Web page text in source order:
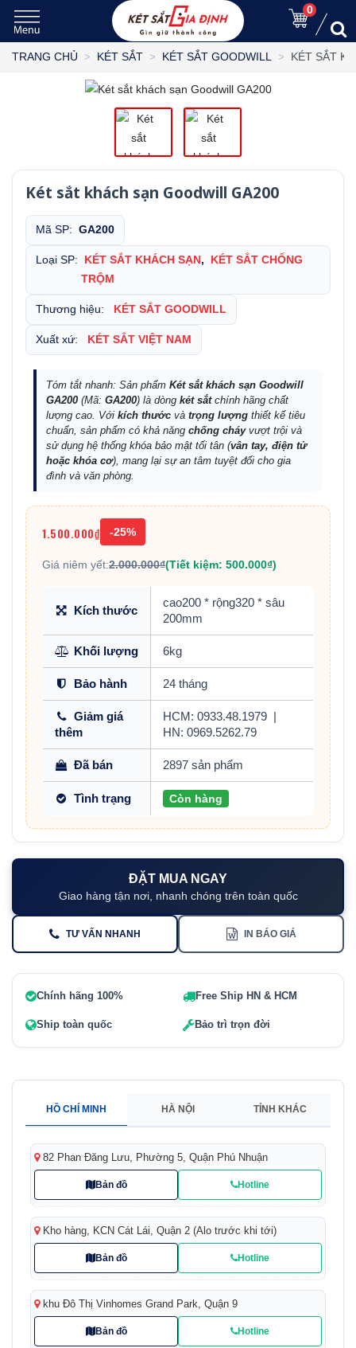
0
TRANG CHỦ KÉT SẮT KÉT SẮT GOODWILL KÉT SẮT
Két sắt khách sạn Goodwill GA200
Mã SP: GA200
Loại SP: KÉT SẮT KHÁCH SẠN ,
KÉT SẮT CHỐNG
TRỘM
Thương hiệu: KÉT SẮT GOODWILL
Xuất xứ: KÉT SẮT VIỆT NAM
Tóm tắt nhanh: Sản phẩm Két sắt khách sạn Goodwill
GA200 (Mã: GA200) là dòng két sắtchính hãng chất
lượng cao. Với kích thước và trọng lượng thiết kế tiêu
chuẩn, sản phẩm có khả năng chống cháyvượt trội và
sử dụng hệ thống khóa bảo mật tối tân (vân tay, điện tử
hoặc khóa cơ), mang lại sự an tâm tuyệt đối cho gia
đình và văn phòng.
1.500.000₫ -25%
Giá niêm yết:2.000.000₫(Tiết kiệm: 500.000₫)
Kích thước
cao200 * rộng320 * sâu
200mm
Khối lượng 6kg
Bảo hành 24 tháng
Giảm giá
thêm
HCM: 0933.48.1979
HN: 0969.5262.79
Đã bán 2897 sản phẩm
Tình trạng Còn hàng
ĐẶT MUA NGAY
Giao hàng tận nơi, nhanh chóng trên toàn quốc
TƯ VẤN NHANH IN BÁO GIÁ
Chính hãng 100% Free Ship HN & HCM
Ship toàn quốc Bảo trì trọn đời
HỒ CHÍ MINH HÀ NỘI TỈNH KHÁC
82 Phan Đăng Lưu, Phường 5, Quận Phú Nhuận
Bản đồ Hotline
Kho hàng, KCN Cát Lái, Quận 2 (Alo trước khi tới)
Bản đồ Hotline
khu Đô Thị Vinhomes Grand Park, Quận 9
Bản đồ Hotline